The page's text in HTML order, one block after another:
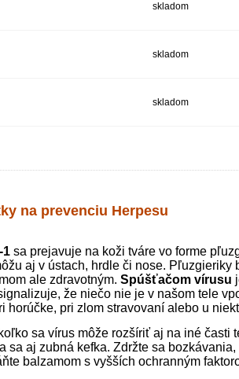
skladom
skladom
skladom
na prevenciu Herpesu
1 sa prejavuje na koži tváre vo forme
aj v ústach, hrdle či nose.
ale zdravotným. Spúšťačom vírusu
že niečo nie je v našom tele
horúčke, pri zlom stravovaní alebo u
sa vírus môže rozšíriť aj na iné časti
sa aj zubná kefka. Zdržte sa
balzamom s vyšších ochranným